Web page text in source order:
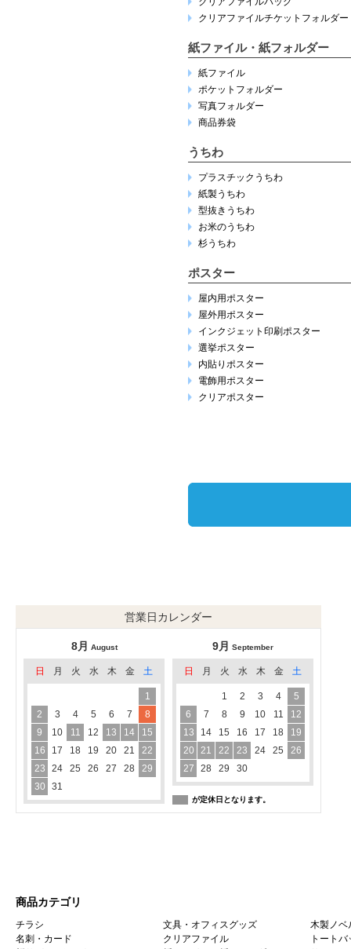
クリアファイルチケットフォルダー
紙ファイル・紙フォルダー
紙ファイル
ポケットフォルダー
写真フォルダー
商品券袋
うちわ
プラスチックうちわ
紙製うちわ
型抜きうちわ
お米のうちわ
杉うちわ
ポスター
屋内用ポスター
屋外用ポスター
インクジェット印刷ポスター
選挙ポスター
内貼りポスター
電飾用ポスター
クリアポスター
営業日カレンダー
8月 August
日 月 火 水 木 金 土
1
2
3 4 5 6 7
8
9
10 11 12 13 14
15
16
17 18 19 20 21
22
23
24 25 26 27 28
29
30
31
9月 September
日 月 火 水 木 金 土
1 2 3 4
5
6
7 8 9 10 11
12
13
14 15 16 17 18
19
20
21 22 23 24 25
26
27
28 29 30
が定休日となります。
商品カテゴリ
チラシ
名刺・カード
文具・オフィスグッズ
クリアファイル
木製ノベ
トートバ